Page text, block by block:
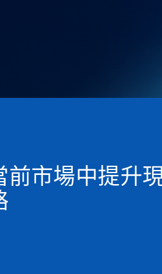
前市場中提升